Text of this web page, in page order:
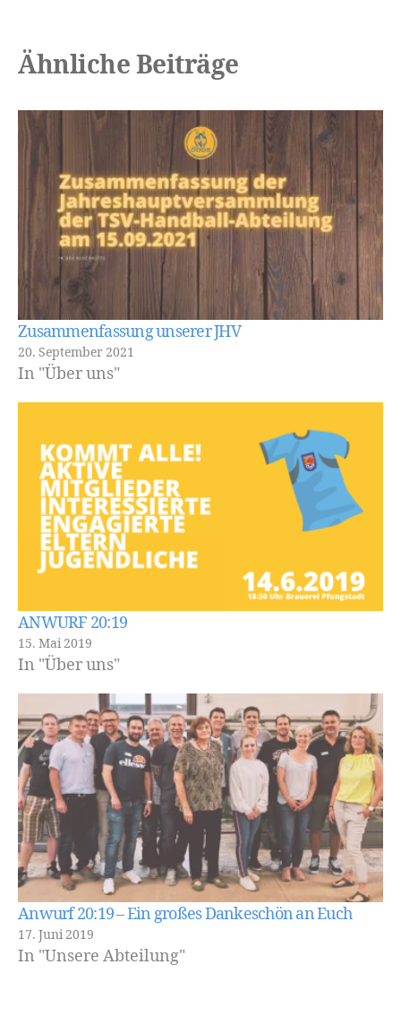
Ähnliche Beiträge
Zusammenfassung unserer JHV
20. September 2021
In "Über uns"
ANWURF 20:19
15. Mai 2019
In "Über uns"
Anwurf 20:19 – Ein großes Dankeschön an Euch
17. Juni 2019
In "Unsere Abteilung"